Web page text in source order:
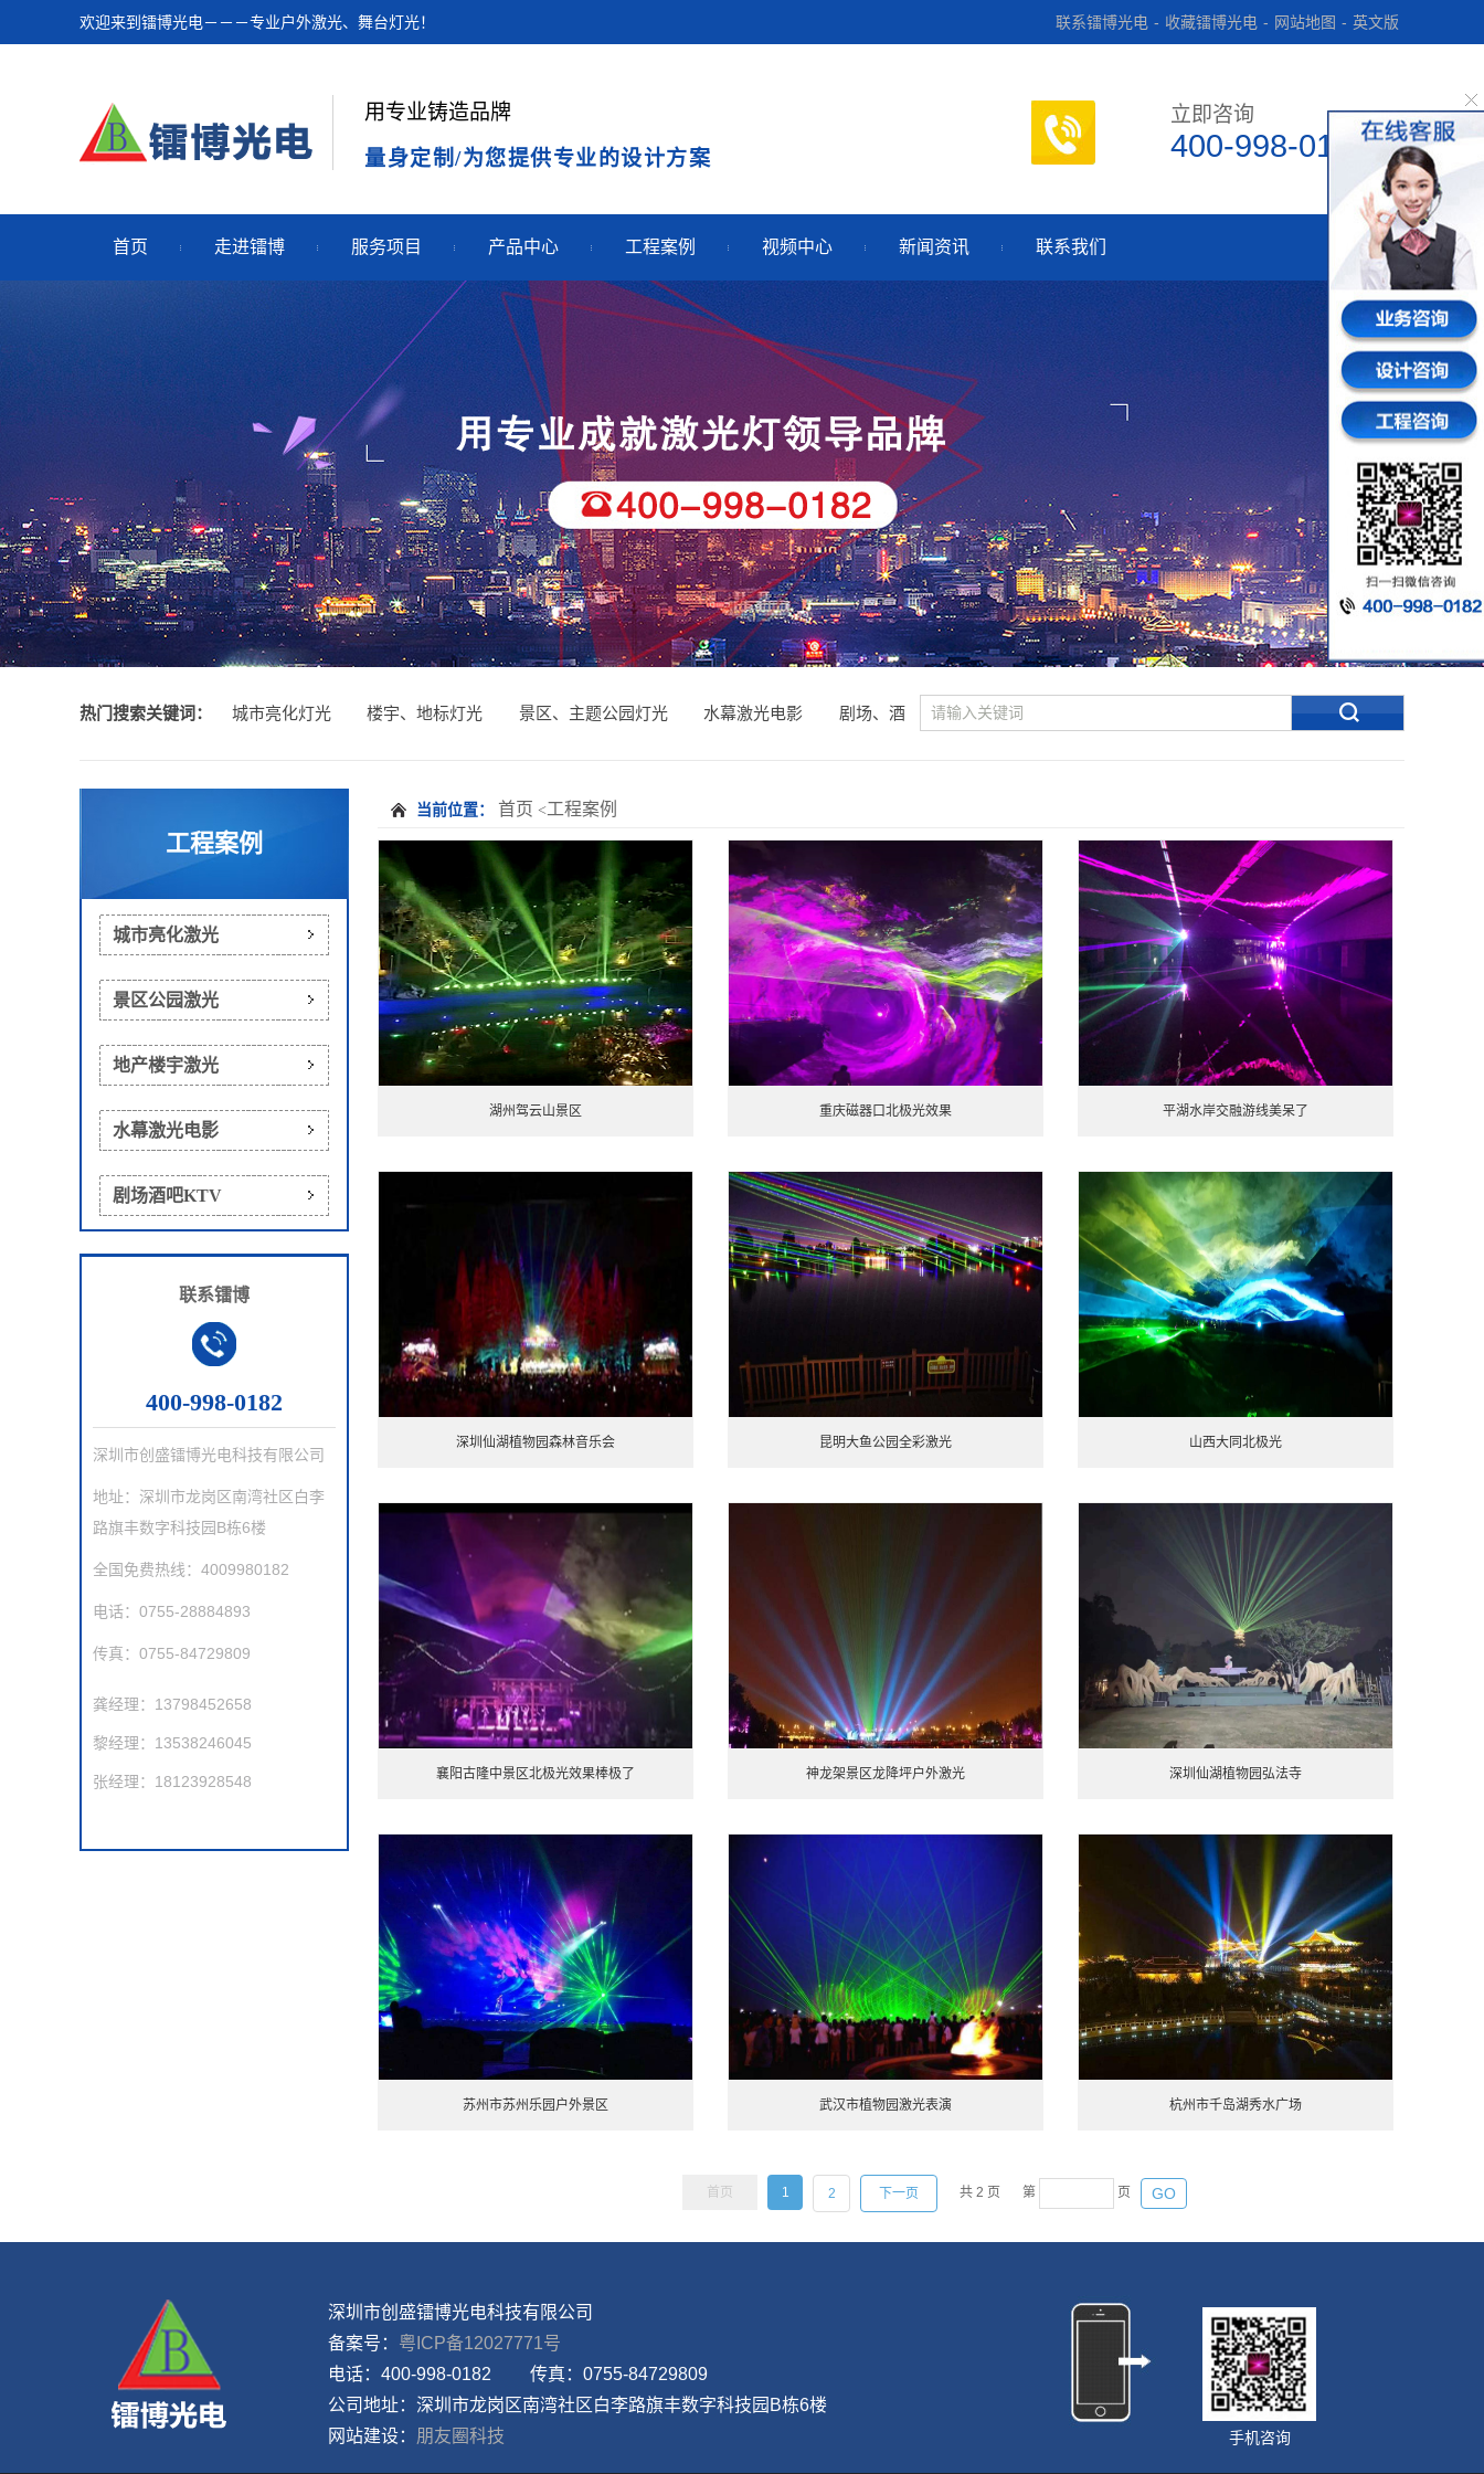
联系镭博光电 - 收藏镭博光电 - 网站地图 - 英文版
欢迎来到镭博光电－－－专业户外激光、舞台灯光！
用专业铸造品牌
量身定制/为您提供专业的设计方案
立即咨询
400-998-0182
首页 走进镭博 服务项目 产品中心 工程案例 视频中心 新闻资讯 联系我们
热门搜索关键词： 城市亮化灯光 楼宇、地标灯光 景区、主题公园灯光 水幕激光电影 剧场、酒
工程案例
城市亮化激光
景区公园激光
地产楼宇激光
水幕激光电影
剧场酒吧KTV
联系镭博
400-998-0182
深圳市创盛镭博光电科技有限公司
地址：深圳市龙岗区南湾社区白李
路旗丰数字科技园B栋6楼
全国免费热线：4009980182
电话：0755-28884893
传真：0755-84729809
龚经理：13798452658
黎经理：13538246045
张经理：18123928548
当前位置： 首页 <工程案例
湖州驾云山景区 重庆磁器口北极光效果 平湖水岸交融游线美呆了
深圳仙湖植物园森林音乐会 昆明大鱼公园全彩激光 山西大同北极光
襄阳古隆中景区北极光效果棒极了 神龙架景区龙降坪户外激光 深圳仙湖植物园弘法寺
苏州市苏州乐园户外景区 武汉市植物园激光表演 杭州市千岛湖秀水广场
首页 1 2 下一页 共 2 页 第 页 GO
深圳市创盛镭博光电科技有限公司
备案号： 粤ICP备12027771号
电话： 400-998-0182 传真： 0755-84729809
公司地址： 深圳市龙岗区南湾社区白李路旗丰数字科技园B栋6楼
网站建设： 朋友圈科技 手机咨询